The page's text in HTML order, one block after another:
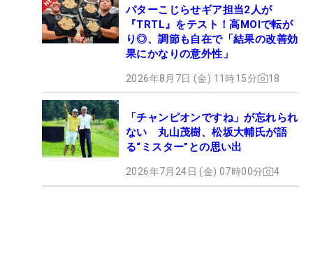
パターこじらせギア担当2人が
『TRTL』をテスト！高MOIで転が
り◎、調節も自在で「結果の改善効
果にかなりの意外性」
2026年8月7日 (金) 11時15分 18
「チャンピオンですね」が忘れられ
ない 丸山茂樹、松坂大輔氏が語
る“ミスター”との思い出
2026年7月24日 (金) 07時00分 4